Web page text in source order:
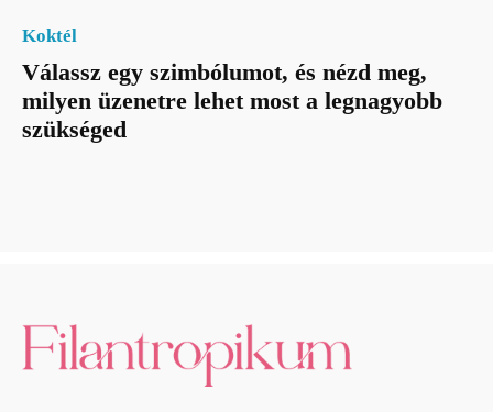
Koktél
Válassz egy szimbólumot, és nézd meg,
milyen üzenetre lehet most a legnagyobb
szükséged